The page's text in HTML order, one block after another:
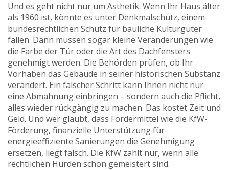
Und es geht nicht nur um Ästhetik. Wenn Ihr Haus älter
als 1960 ist, könnte es unter Denkmalschutz, einem
bundesrechtlichen Schutz für bauliche Kulturgüter
fallen. Dann müssen sogar kleine Veränderungen wie
die Farbe der Tür oder die Art des Dachfensters
genehmigt werden. Die Behörden prüfen, ob Ihr
Vorhaben das Gebäude in seiner historischen Substanz
verändert. Ein falscher Schritt kann Ihnen nicht nur
eine Abmahnung einbringen – sondern auch die Pflicht,
alles wieder rückgängig zu machen. Das kostet Zeit und
Geld. Und wer glaubt, dass Fördermittel wie die KfW-
Förderung, finanzielle Unterstützung für
energieeffiziente Sanierungen die Genehmigung
ersetzen, liegt falsch. Die KfW zahlt nur, wenn alle
rechtlichen Hürden schon gemeistert sind.